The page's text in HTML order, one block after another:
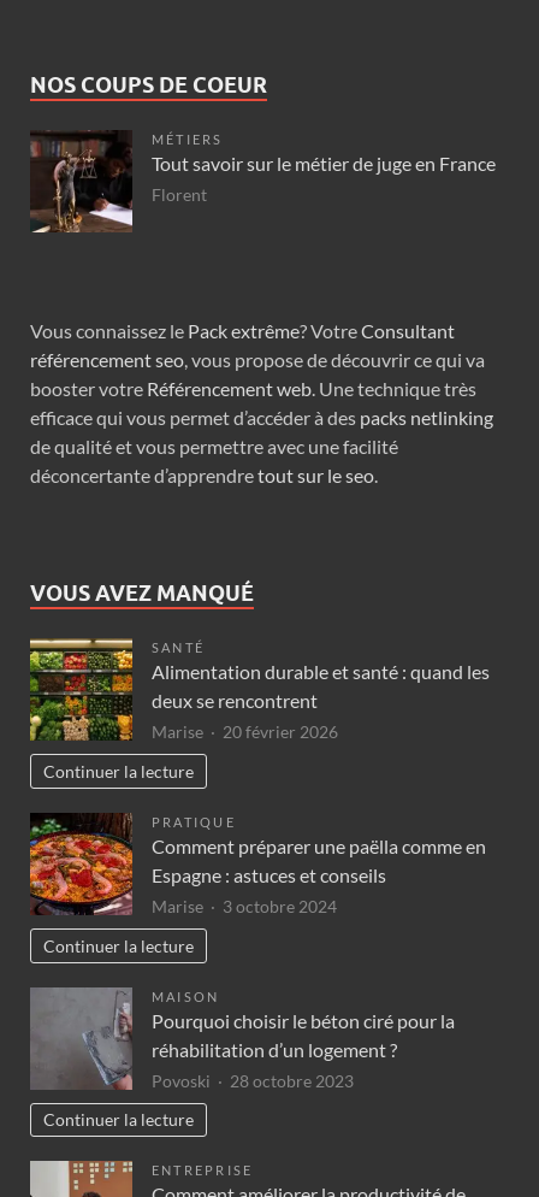
NOS COUPS DE COEUR
MÉTIERS
Tout savoir sur le métier de juge en France
Florent
Vous connaissez le Pack extrême? VotreConsultant
référencement seo, vous propose de découvrir ce qui va
booster votre Référencement web. Une technique très
efficace qui vous permet d’accéder à des packs netlinking
de qualité et vous permettre avec une facilité
déconcertante d’apprendretout sur le seo.
VOUS AVEZ MANQUÉ
SANTÉ
Alimentation durable et santé : quand les
deux se rencontrent
Marise
20 février 2026
Continuer la lecture
PRATIQUE
Comment préparer une paëlla comme en
Espagne : astuces et conseils
Marise
3 octobre 2024
Continuer la lecture
MAISON
Pourquoi choisir le béton ciré pour la
réhabilitation d’un logement ?
Povoski
28 octobre 2023
Continuer la lecture
ENTREPRISE